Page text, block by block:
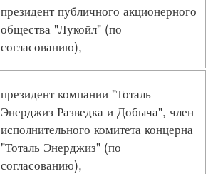
президент публичного акционерного
общества "Лукойл" (по
согласованию),
президент компании "Тоталь
Энерджиз Разведка и Добыча", член
исполнительного комитета концерна
"Тоталь Энерджиз" (по
согласованию),